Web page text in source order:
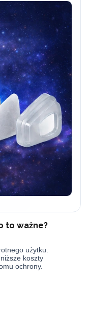
to ważne?
użytku.
koszty
ochrony.